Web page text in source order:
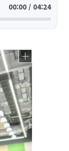
00:00 / 04:24